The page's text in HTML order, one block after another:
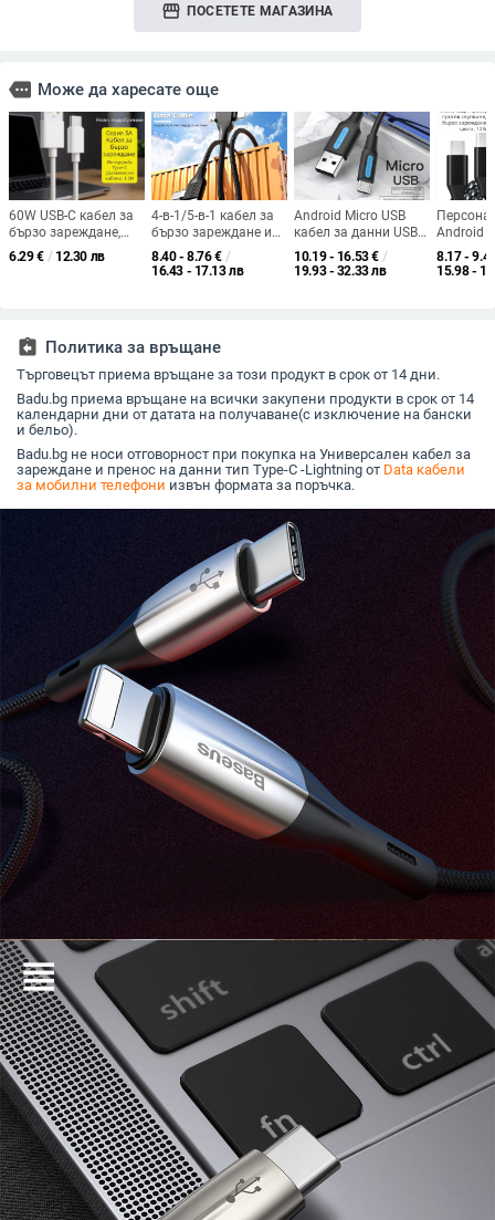
storefront ПОСЕТЕТЕ МАГАЗИНА
more Може да харесате още
60W USB-C кабел за
бързо зареждане,
съвместим с Huawei
и Apple iPhone 17, 5A,
6.29€ / 12.30 лв
4-в-1/5-в-1 кабел за
бързо зареждане и
пренос на данни с
Mini USB, Lightning и
сплав, черен
8.40 - 8.76€ /
16.43 - 17.13 лв
Android Micro USB
кабел за данни USB
2.0 — бързо
зареждане, PVC
10.19 - 16.53€ /
19.93 - 32.33 лв
Android
USB
8.17 -
15.98 -
assignment_return Политика за връщане
Търговецът приема връщане за този продукт в срок от 14 дни.
Badu.bg приема връщане на всички закупени продукти в срок от 14
календарни дни от датата на получаване(с изключение на бански
и бельо).
Badu.bg не носи отговорност при покупка на Универсален кабел за
зареждане и пренос на данни тип Type-C -Lightning от Data кабели
за мобилни телефони извън формата за поръчка.